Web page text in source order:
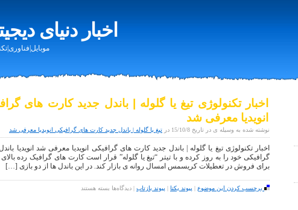
اخبار دنیای
اخبار تکنولوژی تیغ یا گلوله | باندل جدید کارت های
انویدیا معرفی شد
نوشته شده به وسیله ی در تاریخ 15/10/8 در تیغ یا گلوله | باندل جدید کارت های گرافیکی انویدیا معرفی شد
اخبار تکنولوژی تیغ یا گلوله | باندل جدید کارت های گرافیکی انویدیا معرفی شد انویدیا
گرافیکی خود را به روز کرده و با تیتر “تیغ یا گلوله” قرار است کارت های گرافیک رده بالای
برای فروش در تعطیلات کریسمس امسال روانه ی بازار کند. در این باندل ها از دو بازی […]
برچسب کردن این موضوع | پیوند یکتا | پیوند بازتاب | دیدگاه‌ها برای
بسته هستند